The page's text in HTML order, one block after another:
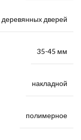
деревянных дверей
35-45 мм
накладной
полимерное